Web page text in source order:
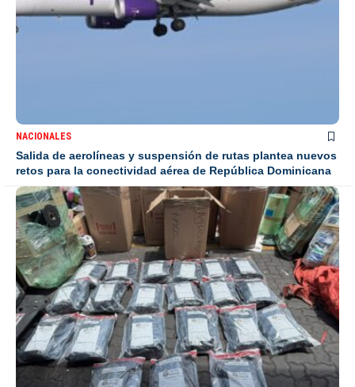
NACIONALES
Salida de aerolíneas y suspensión de rutas plantea nuevos
retos para la conectividad aérea de República Dominicana